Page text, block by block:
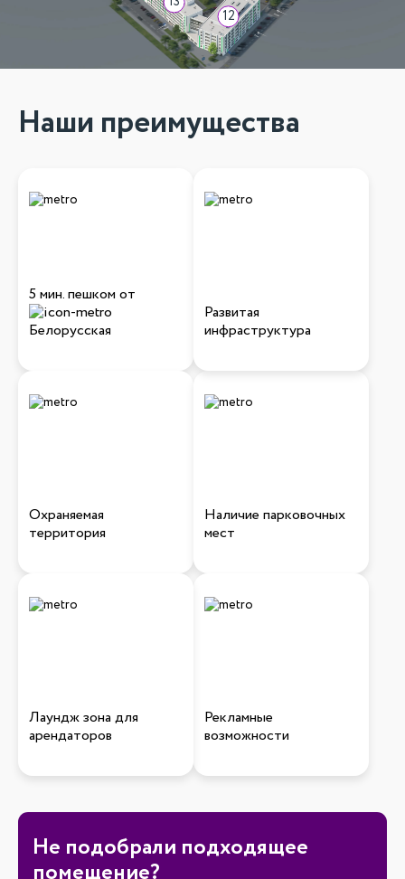
12
Наши преимущества
5 мин. пешком от
Белорусская
Развитая
инфраструктура
Охраняемая
территория
Наличие парковочных
мест
Лаундж зона для
арендаторов
Рекламные
возможности
Не подобрали подходящее